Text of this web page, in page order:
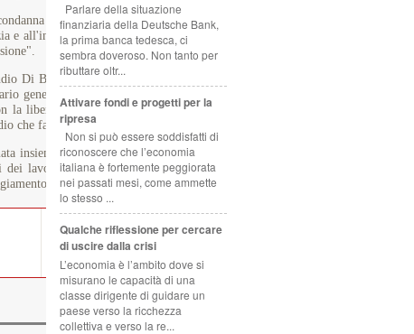
il gravissimo episodio di violenza compiuto nei confronti di
e all'insieme delle lavoratrici e dei lavoratori. Esprimiamo la nostra
Di Berardino, segretario generale della Cgil di Roma e del Lazio,
generale della Uil di Roma e Lazio. "Devastare una sede, arrivare
libera espressione di un dissenso. È brutalità pura e semplice. È
che faremo davanti al Viminale"
alla Fiom di Roma Nord, è sulla stessa linea. "Riteniamo
lavoratori. Esprimiamo la volontà e la disponibilità a costruire
squadrista".
Parlare della situazione
finanziaria della Deutsche Bank,
la prima banca tedesca, ci
sembra doveroso. Non tanto per
ributtare oltr...
Attivare fondi e progetti per la
ripresa
Non si può essere soddisfatti di
riconoscere che l’economia
italiana è fortemente peggiorata
nei passati mesi, come ammette
lo stesso ...
Qualche riflessione per cercare
di uscire dalla crisi
L’economia è l’ambito dove si
misurano le capacità di una
classe dirigente di guidare un
paese verso la ricchezza
collettiva e verso la re...